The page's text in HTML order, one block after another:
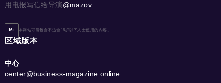
用电报写信给导演@mazov
16+ 本网站可能包含不适合16岁以下人士使用的内容。
区域版本
中心
center@business-magazine.online